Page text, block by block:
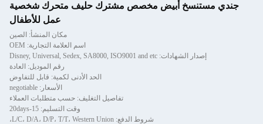
جندي مستنسخ أبيض مخصص مشترك حليف متحرك شخصية
عمل للأطفال
مكان المنشأ: الصين
اسم العلامة التجارية: OEM
إصدار الشهادات: Disney, Universal, Sedex, SA8000, ISO9001 and etc
رقم الموديل: العادة
الحد الأدنى لكمية: قابل للتفاوض
الأسعار: negotiable
تفاصيل التغليف: حسب متطلبات العملاء
وقت التسليم: 15-20days
شروط الدفع: L/C، D/A، D/P، T/T، Western Union،